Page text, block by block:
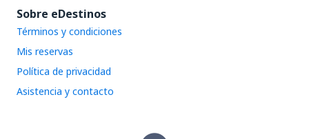
Sobre eDestinos
Términos y condiciones
Mis reservas
Política de privacidad
Asistencia y contacto